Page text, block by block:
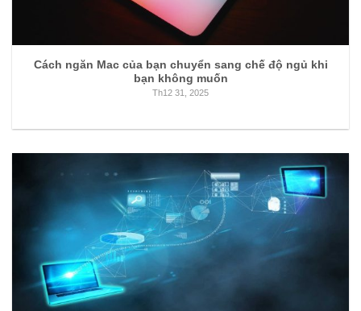
Cách ngăn Mac của bạn chuyển sang chế độ ngủ khi
bạn không muốn
Th12 31, 2025